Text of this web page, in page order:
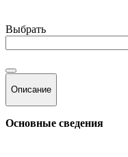
Выбрать
Описание
Основные сведения